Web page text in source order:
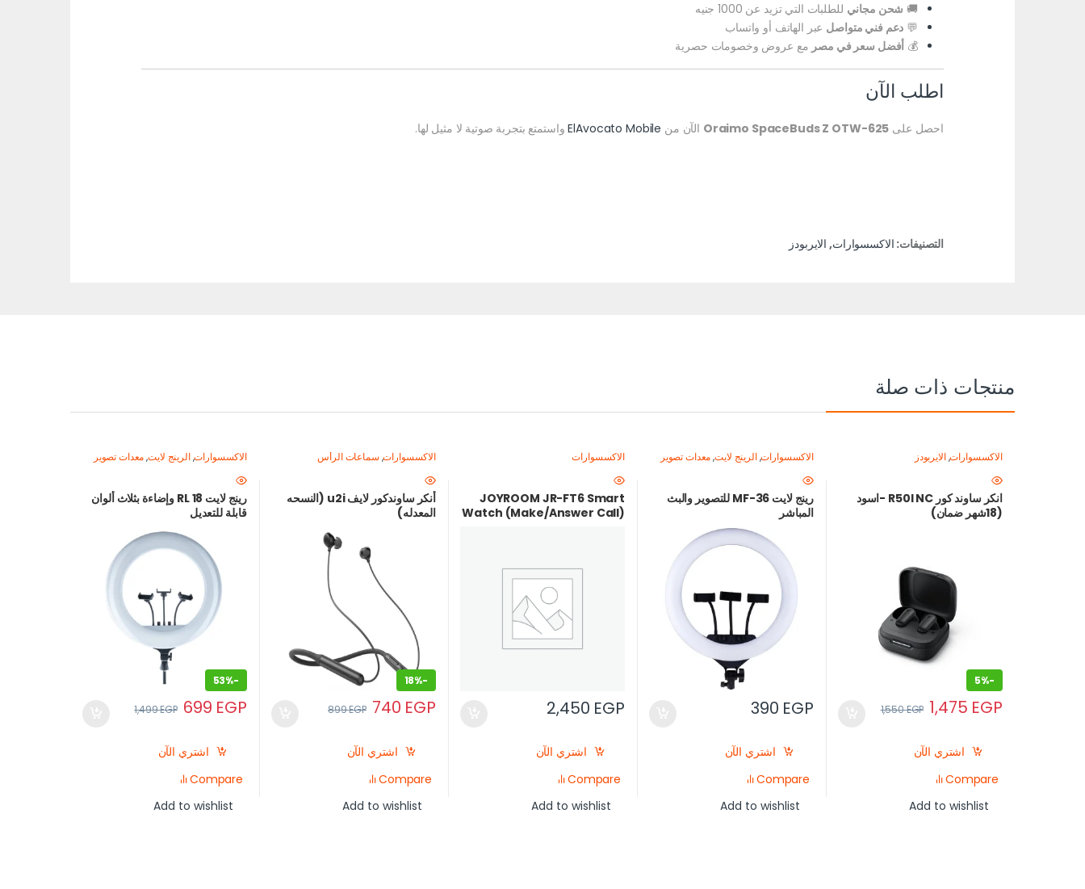
🚚 شحن مجاني للطلبات التي تزيد عن 1000 جنيه
💬 دعم فني متواصل عبر الهاتف أو واتساب
💰 أفضل سعر في مصر مع عروض وخصومات حصرية
اطلب الآن
احصل على Oraimo SpaceBuds Z OTW-625 الآن من ElAvocato Mobileواستمتع بتجربة صوتية لا مثيل لها.
التصنيفات: الاكسسوارات, الايربودز
منتجات ذات صلة
الاكسسوارات,الايربودز
انكر ساوند كور R50I NC -اسود
(18شهر ضمان)
-
5%
1,475 EGP
1,550EGP
اشتري الآن
Compare
Add to wishlist
الاكسسوارات,الرينج لايت,معدات تصوير
الموبايل-اصنع محتواك باحتراف
رينج لايت MF-36 للتصوير والبث
المباشر
390 EGP
اشتري الآن
Compare
Add to wishlist
الاكسسوارات
JOYROOM JR-FT6 Smart
Watch (Make/Answer Call)
2,450 EGP
اشتري الآن
Compare
Add to wishlist
الاكسسوارات, سماعات الرأس
أنكر ساوندكور لايف u2i (النسحه
المعدله)
-
18%
740 EGP
899EGP
اشتري الآن
Compare
Add to wishlist
الاكسسوارات,الرينج لايت,معدات تصوير
الموبايل-اصنع محتواك باحتراف
رينج لايت RL 18 وإضاءة بثلاث ألوان
قابلة للتعديل
-
53%
699 EGP
1,499EGP
اشتري الآن
Compare
Add to wishlist